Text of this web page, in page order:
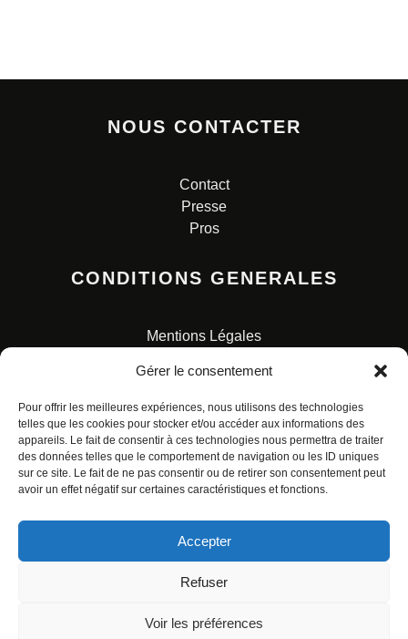
Gérer le consentement
Pour offrir les meilleures expériences, nous utilisons des technologies
telles que les cookies pour stocker et/ou accéder aux informations des
appareils. Le fait de consentir à ces technologies nous permettra de traiter
des données telles que le comportement de navigation ou les ID uniques
sur ce site. Le fait de ne pas consentir ou de retirer son consentement peut
avoir un effet négatif sur certaines caractéristiques et fonctions.
Accepter
Refuser
Voir les préférences
NOUS CONTACTER
Contact
Presse
Pros
CONDITIONS GENERALES
Mentions Légales
Charte pour la protection des données personnelles
© ALL RIGHTS RESERVED. URBAN COMICS POUR LES